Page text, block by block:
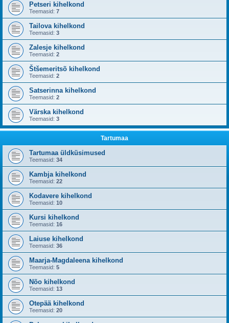
Petseri kihelkond
Teemasid: 7
Tailova kihelkond
Teemasid: 3
Zalesje kihelkond
Teemasid: 2
Štšemeritsõ kihelkond
Teemasid: 2
Satserinna kihelkond
Teemasid: 2
Värska kihelkond
Teemasid: 3
Tartumaa
Tartumaa üldküsimused
Teemasid: 34
Kambja kihelkond
Teemasid: 22
Kodavere kihelkond
Teemasid: 10
Kursi kihelkond
Teemasid: 16
Laiuse kihelkond
Teemasid: 36
Maarja-Magdaleena kihelkond
Teemasid: 5
Nõo kihelkond
Teemasid: 13
Otepää kihelkond
Teemasid: 20